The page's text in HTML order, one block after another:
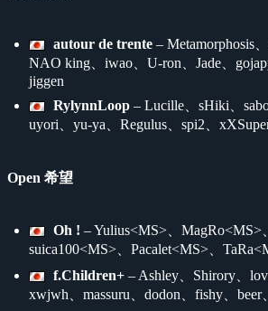
autour de trente– Metamorphosis
NAO king、iwao、U-ron、Jade、
jiggen
RylynnLoop– Lucille、sHiki、
uyori、yu-ya、Regulus、spi2、
Open 希望
Oh ! – Yulius<MS>、MagRo<MS>
suica100<MS>、Pacalet<MS>、
f.Children+– Ashley、Shirory、
xwjwh、massuru、dodon、fishy、beer